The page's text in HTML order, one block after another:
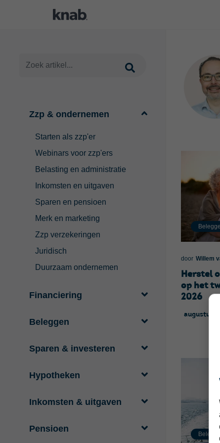
Zzp & ondernemen
Starten als zzp'er
Webinars voor zzp'ers
Belasting en administratie
Inkomsten en uitgaven
Sparen en pensioen
Merk en marketing
Zzp verzekeringen
Juridisch
Duurzaam ondernemen
Financiering
Beleggen
Sparen & investeren
Hypotheken
Inkomsten & uitgaven
Pensioen
door Willem
Herstel
op het
2026
augustus